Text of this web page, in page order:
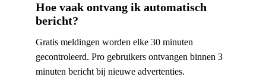
Hoe vaak ontvang ik automatisch
bericht?
Gratis meldingen worden elke 30 minuten
gecontroleerd. Pro gebruikers ontvangen binnen 3
minuten bericht bij nieuwe advertenties.